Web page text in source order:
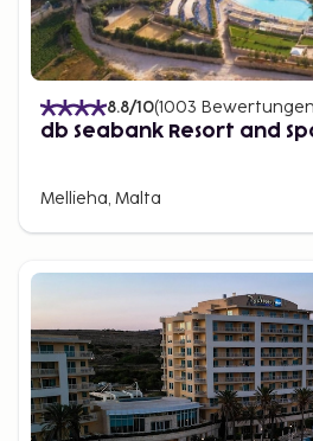
8.8/10(1003 Bewertungen
db Seabank Resort and
Mellieha, Malta